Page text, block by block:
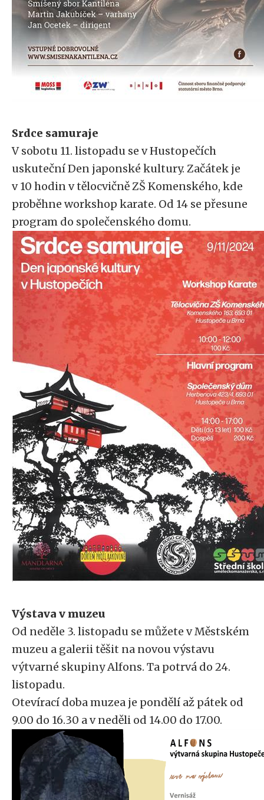
Srdce samuraje
V sobotu 11. listopadu se v Hustopečích
uskuteční Den japonské kultury. Začátek je
v 10 hodin v tělocvičně ZŠ Komenského, kde
proběhne workshop karate. Od 14 se přesune
program do společenského domu.
Výstava v muzeu
Od neděle 3. listopadu se můžete v Městském
muzeu a galerii těšit na novou výstavu
výtvarné skupiny Alfons. Ta potrvá do 24.
listopadu.
Otevírací doba muzea je pondělí až pátek od
9.00 do 16.30 a v neděli od 14.00 do 17.00.